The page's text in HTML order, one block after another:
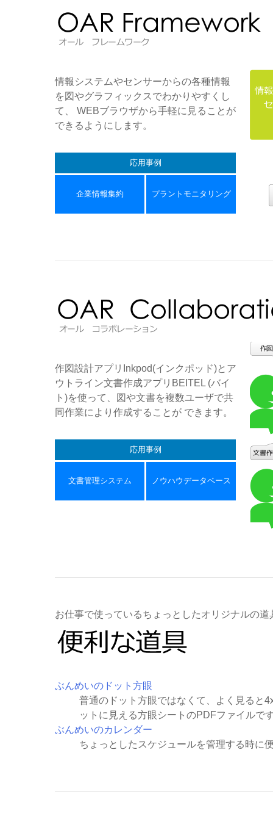
情報システムやセンサーからの各種情報
を図やグラフィックスでわかりやすくし
て、 WEBブラウザから手軽に見ることが
できるようにします。
応用事例
企業情報集約 プラントモニタリング
作図設計アプリInkpod(インクポッド)とア
ウトライン文書作成アプリBEITEL (バイ
ト)を使って、図や文書を複数ユーザで共
同作業により作成することが できます。
応用事例
文書管理システム ノウハウデータベース
お仕事で使っているちょっとしたオリジナルの
ぶんめいのドット方眼
普通のドット方眼ではなくて、よく見ると
ットに見える方眼シートのPDFファイルで
ぶんめいのカレンダー
ちょっとしたスケジュールを管理する時に